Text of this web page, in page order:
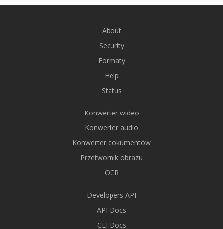
About
Security
Formaty
Help
Status
Konwerter wideo
Konwerter audio
Konwerter dokumentów
Przetwornik obrazu
OCR
Developers API
API Docs
CLI Docs